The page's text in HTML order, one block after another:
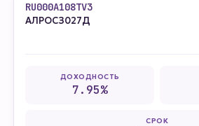
RU000A108TV3
АЛРОCЗ027Д
ДОХОДНОСТЬ
7.95%
СРОК